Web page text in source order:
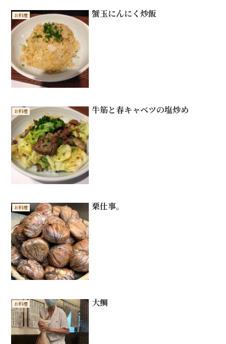
お料理 蟹玉にんにく炒飯
お料理 牛筋と春キャベツの塩炒め
お料理 栗仕事。
お料理 大鯛